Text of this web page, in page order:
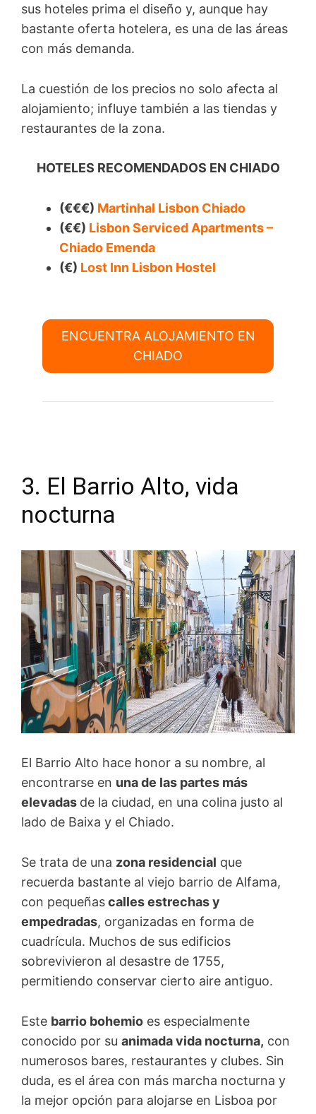
sus hoteles prima el diseño y, aunque hay
bastante oferta hotelera, es una de las áreas
con más demanda.
La cuestión de los precios no solo afecta al
alojamiento; influye también a las tiendas y
restaurantes de la zona.
HOTELES RECOMENDADOS EN CHIADO
(€€€) Martinhal Lisbon Chiado
(€€) Lisbon Serviced Apartments –
Chiado Emenda
(€) Lost Inn Lisbon Hostel
ENCUENTRA ALOJAMIENTO EN
CHIADO
3. El Barrio Alto, vida
nocturna
El Barrio Alto hace honor a su nombre, al
encontrarse en una de las partes más
elevadas de la ciudad, en una colina justo al
lado de Baixa y el Chiado.
Se trata de una zona residencial que
recuerda bastante al viejo barrio de Alfama,
con pequeñascalles estrechas y
empedradas, organizadas en forma de
cuadrícula. Muchos de sus edificios
sobrevivieron al desastre de 1755,
permitiendo conservar cierto aire antiguo.
Este barrio bohemio es especialmente
conocido por su animada vida nocturna, con
numerosos bares, restaurantes y clubes. Sin
duda, es el área con más marcha nocturna y
la mejor opción para alojarse en Lisboa por